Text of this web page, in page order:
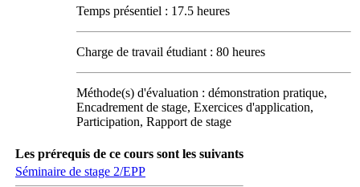
Temps présentiel : 17.5 heures
Charge de travail étudiant : 80 heures
Méthode(s) d'évaluation : démonstration pratique,
Encadrement de stage, Exercices d'application,
Participation, Rapport de stage
Les prérequis de ce cours sont les suivants
Séminaire de stage 2/EPP